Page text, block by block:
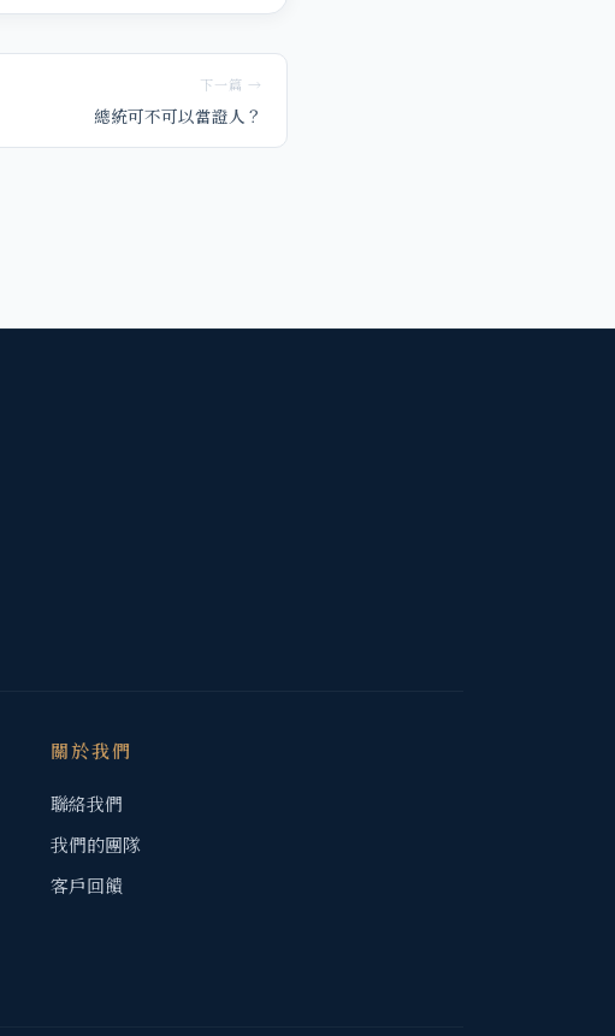
下一篇 →
總統可不可以當證人？
關於我們
聯絡我們
我們的團隊
客戶回饋